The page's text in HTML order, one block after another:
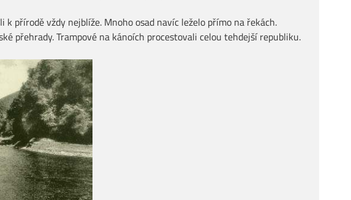
přírodě vždy nejblíže. Mnoho osad navíc leželo přímo na řekách.
přehrady. Trampové na kánoích procestovali celou tehdejší republiku.